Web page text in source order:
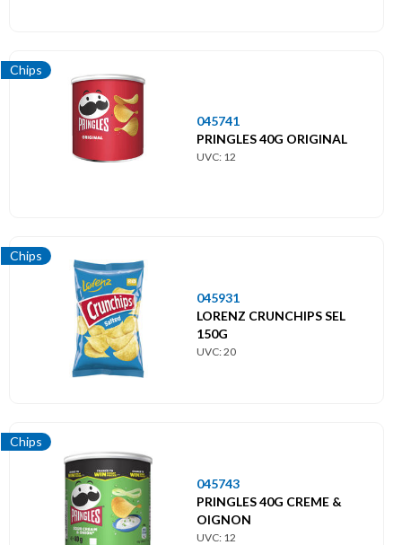
Chips
045741
PRINGLES 40G ORIGINAL
UVC: 12
Chips
045931
LORENZ CRUNCHIPS SEL
150G
UVC: 20
Chips
045743
PRINGLES 40G CREME &
OIGNON
UVC: 12